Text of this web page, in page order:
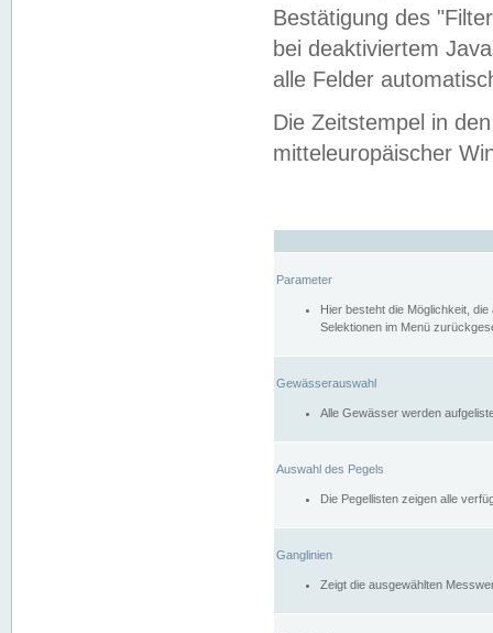
Bestätigung des
bei deaktiviertem
alle Felder
Die Zeitstempel in
mitteleuropäischer
Parameter
Hier besteht die Möglichkeit,
Selektionen im Menü
Gewässerauswahl
Alle Gewässer werden
Auswahl des Pegels
Die Pegellisten zeigen alle
Ganglinien
Zeigt die ausgewählten